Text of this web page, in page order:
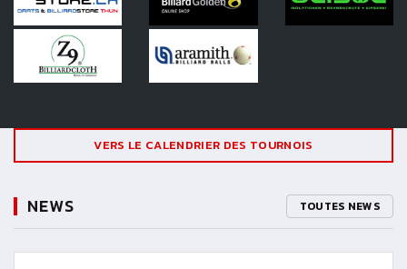
VERS LE CALENDRIER DES TOURNOIS
NEWS TOUTES NEWS